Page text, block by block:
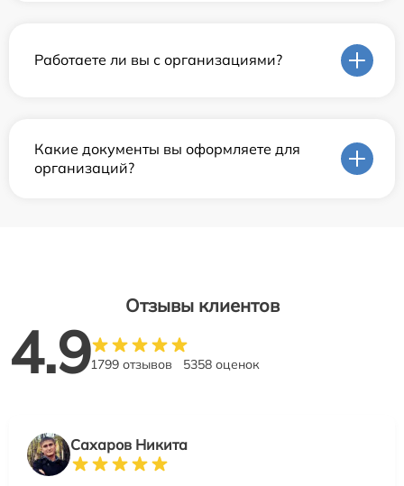
Работаете ли вы с организациями?
Какие документы вы оформляете для
организаций?
Отзывы клиентов
4.91799 отзывов 5358 оценок
Сахаров Никита